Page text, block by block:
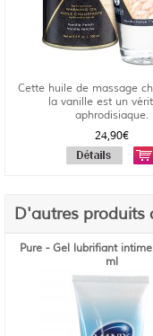
Cette huile de massage
la vanille est un
aphrodisiaque.
24,90€
D'autres produits
Pure - Gel lubrifiant
ml